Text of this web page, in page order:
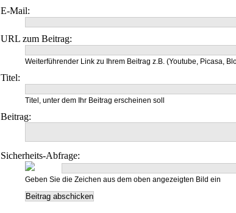
E-Mail:
URL zum Beitrag:
Weiterführender Link zu Ihrem Beitrag z.B. (Youtube, Picasa,
Titel:
Titel, unter dem Ihr Beitrag erscheinen soll
Beitrag:
Sicherheits-Abfrage:
Geben Sie die Zeichen aus dem oben angezeigten Bild ein